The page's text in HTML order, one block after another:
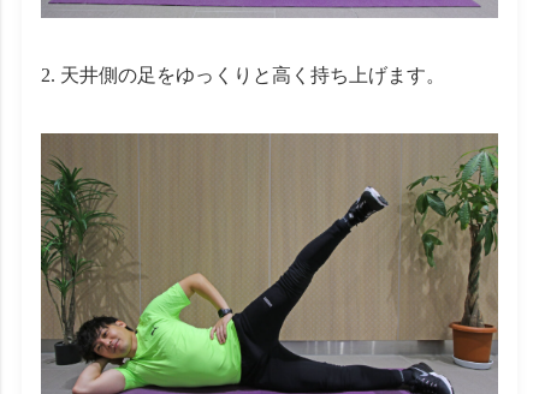
天井側の足をゆっくりと高く持ち上げます。